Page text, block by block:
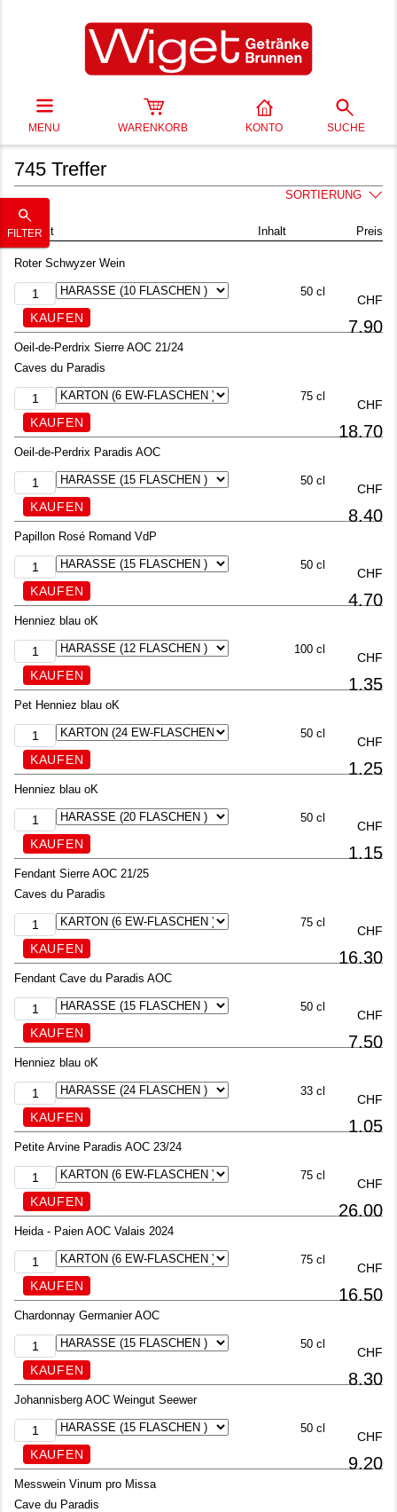
MENU WARENKORB KONTO SUCHE
FILTER
745 Treffer
SORTIERUNG
Produkt Inhalt Preis
Roter Schwyzer Wein
50 cl
CHF
7.90
Oeil-de-Perdrix Sierre AOC 21/24
Caves du Paradis
75 cl
CHF
18.70
Oeil-de-Perdrix Paradis AOC
50 cl
CHF
8.40
Papillon Rosé Romand VdP
50 cl
CHF
4.70
Henniez blau oK
100 cl
CHF
1.35
Pet Henniez blau oK
50 cl
CHF
1.25
Henniez blau oK
50 cl
CHF
1.15
Fendant Sierre AOC 21/25
Caves du Paradis
75 cl
CHF
16.30
Fendant Cave du Paradis AOC
50 cl
CHF
7.50
Henniez blau oK
33 cl
CHF
1.05
Petite Arvine Paradis AOC 23/24
75 cl
CHF
26.00
Heida - Paien AOC Valais 2024
75 cl
CHF
16.50
Chardonnay Germanier AOC
50 cl
CHF
8.30
Johannisberg AOC Weingut Seewer
50 cl
CHF
9.20
Messwein Vinum pro Missa
Cave du Paradis